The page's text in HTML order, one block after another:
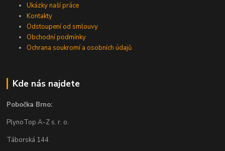
Ukázky naší práce
Kontakty
Odstoupení od smlouvy
Obchodní podmínky
Ochrana soukromí a osobních údajů
Kde nás najdete
Pobočka Brno:
PlynoTop A-Z s. r. o.
Táborská 144